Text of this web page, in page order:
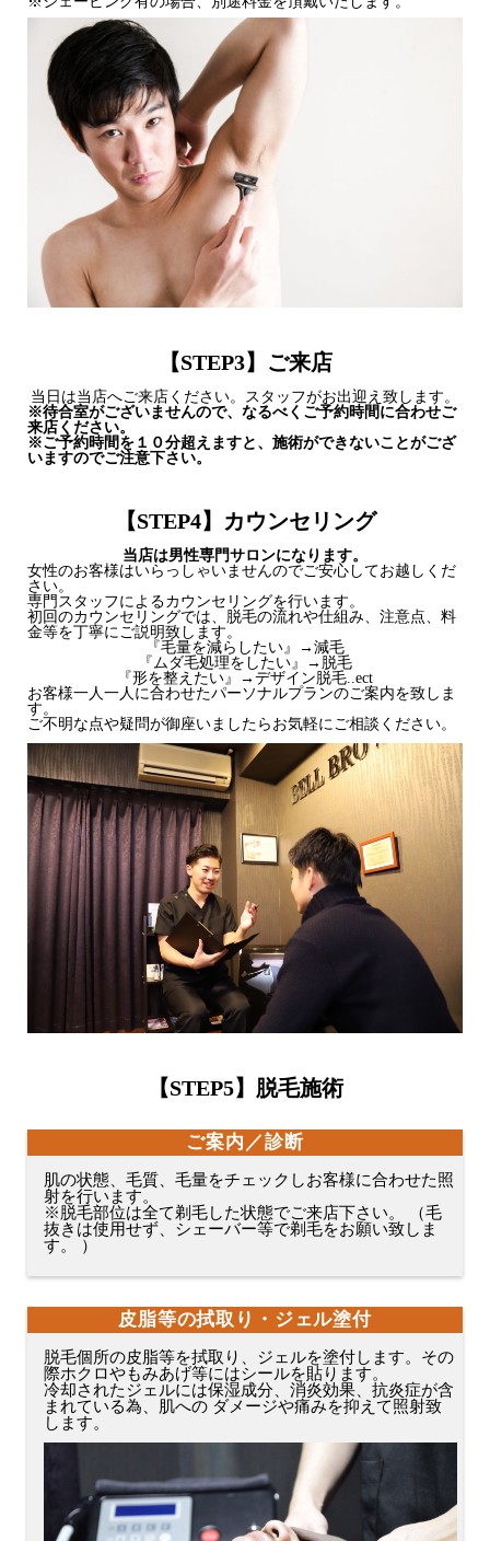
【STEP3】ご来店
当日は当店へご来店ください。スタッフがお出迎え致します。
※待合室がございませんので、なるべくご予約時間に合わせご
来店ください。
※ご予約時間を１０分超えますと、施術ができないことがござ
いますのでご注意下さい。
【STEP4】カウンセリング
当店は男性専門サロンになります。
女性のお客様はいらっしゃいませんのでご安心してお越しくだ
さい。
専門スタッフによるカウンセリングを行います。
初回のカウンセリングでは、脱毛の流れや仕組み、注意点、料
金等を丁寧にご説明致します。
『毛量を減らしたい』→減毛
『ムダ毛処理をしたい』→脱毛
『形を整えたい』→デザイン脱毛..ect
お客様一人一人に合わせたパーソナルプランのご案内を致しま
す。
ご不明な点や疑問が御座いましたらお気軽にご相談ください。
【STEP5】脱毛施術
ご案内／診断
肌の状態、毛質、毛量をチェックしお客様に合わせた照
射を行います。
※脱毛部位は全て剃毛した状態でご来店下さい。 （毛
抜きは使用せず、シェーバー等で剃毛をお願い致しま
す。 ）
皮脂等の拭取り・ジェル塗付
脱毛個所の皮脂等を拭取り、ジェルを塗付します。その
際ホクロやもみあげ等にはシールを貼ります。
冷却されたジェルには保湿成分、消炎効果、抗炎症が含
まれている為、肌への ダメージや痛みを抑えて照射致
します。